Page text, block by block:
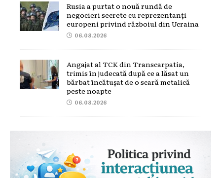
Rusia a purtat o nouă rundă de
negocieri secrete cu reprezentanți
europeni privind războiul din Ucraina
06.08.2026
Angajat al TCK din Transcarpatia,
trimis în judecată după ce a lăsat un
bărbat încătușat de o scară metalică
peste noapte
06.08.2026